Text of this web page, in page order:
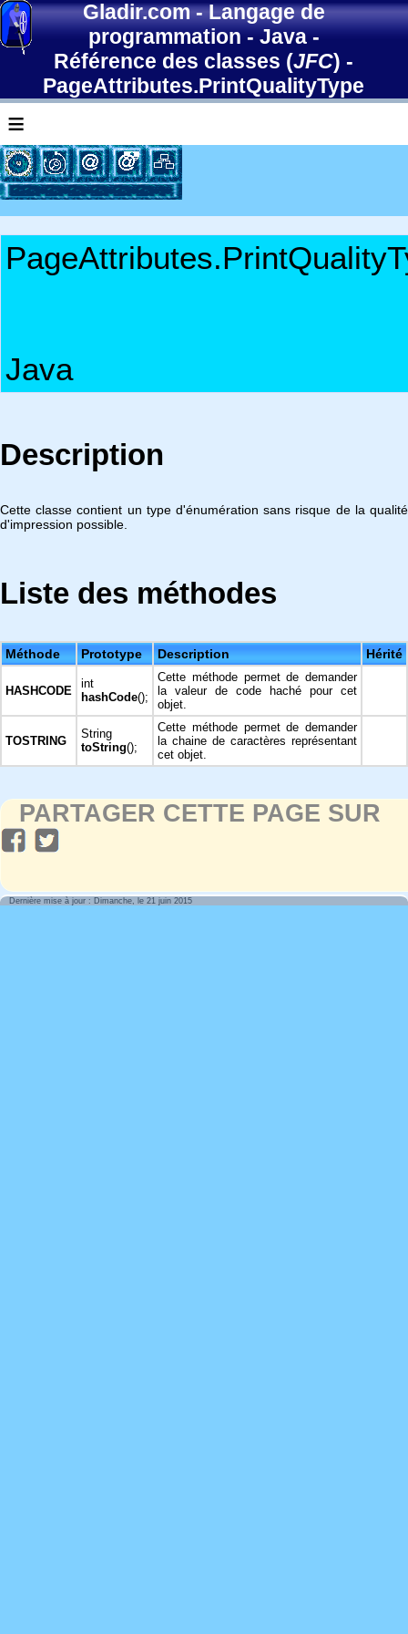
Gladir.com-Langage de
programmation-Java-
Référence des classes (JFC) -
PageAttributes.PrintQualityType
≡
Java
Description
Cette classe contient un type d'énumération sans risque de la qualité
d'impression possible.
Liste des méthodes
Méthode Prototype Description Hérité
HASHCODE
int
hashCode();
Cette méthode permet de demander
la valeur de code haché pour cet
objet.
TOSTRING
String
toString();
Cette méthode permet de demander
la chaine de caractères représentant
cet objet.
PARTAGER CETTE PAGE SUR
Dernière mise à jour : Dimanche, le 21 juin 2015